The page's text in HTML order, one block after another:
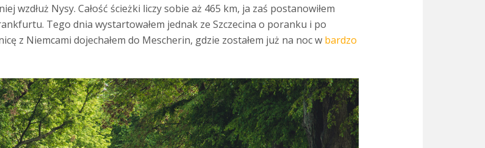
wzdłuż Nysy. Całość ścieżki liczy sobie aż 465 km, ja zaś postanowiłem
Tego dnia wystartowałem jednak ze Szczecina o poranku i po
z Niemcami dojechałem do Mescherin, gdzie zostałem już na noc w bardzo